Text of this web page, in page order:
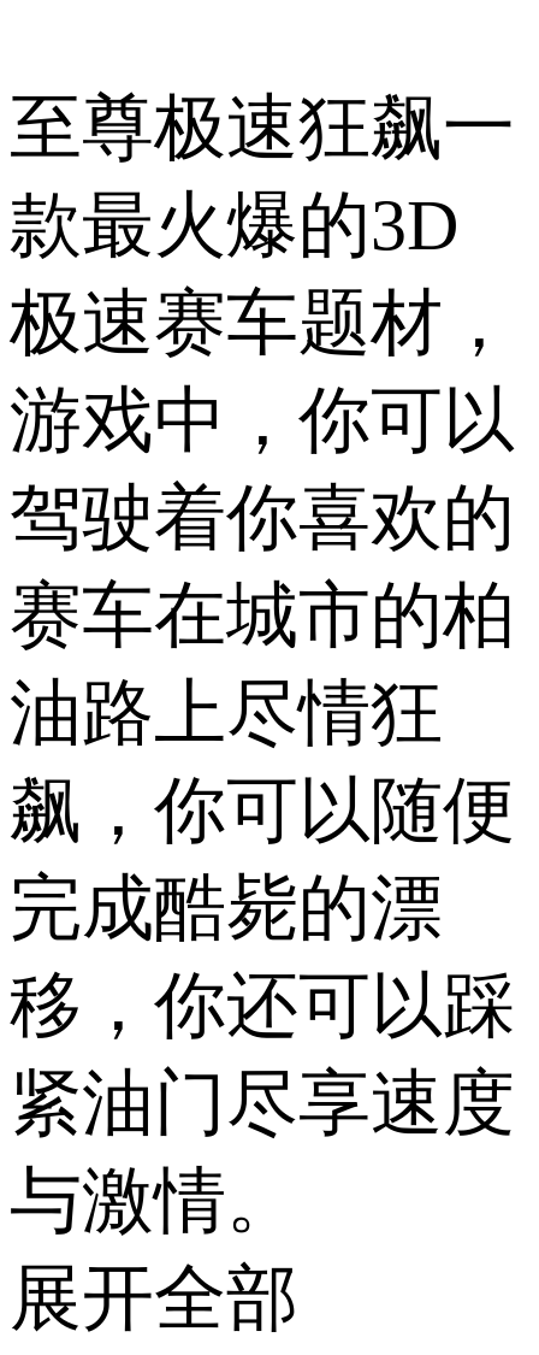
至尊极速狂飙一
款最火爆的3D
极速赛车题材，
游戏中，你可以
驾驶着你喜欢的
赛车在城市的柏
油路上尽情狂
飙，你可以随便
完成酷毙的漂
移，你还可以踩
紧油门尽享速度
与激情。
展开全部